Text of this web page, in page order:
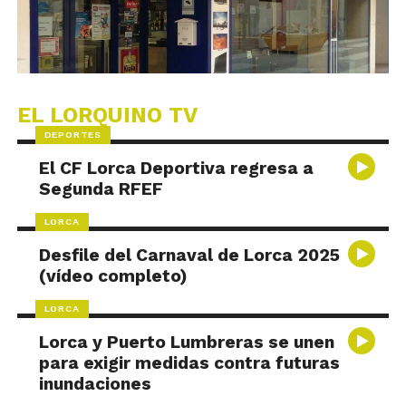
EL LORQUINO TV
DEPORTES
El CF Lorca Deportiva regresa a
Segunda RFEF
LORCA
Desfile del Carnaval de Lorca 2025
(vídeo completo)
LORCA
Lorca y Puerto Lumbreras se unen
para exigir medidas contra futuras
inundaciones